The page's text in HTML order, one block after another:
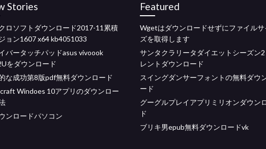
Stories
ロソフトダウンロード2017-11累積
ョン1607 x64 kb4051033
バータッチパッドasus vivoook
をダウンロード
な成功第8版pdf無料ダウンロード
Windoes 10アプリのダウンロー
ンロードパソコン
Featured
Wgetはダウンロードせずにファイルサ
ズを取得します
サンタクラリータダイエットシーズン2
レントダウンロード
スイングダンサーフォントの無料ダウ
ード
グーグルプレイアプリミリオンダウン
ド
ブリキ男epub無料ダウンロードvk